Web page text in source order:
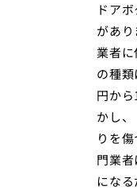
ドア
があ
業者
の種
円か
かし
りを
門業
にな